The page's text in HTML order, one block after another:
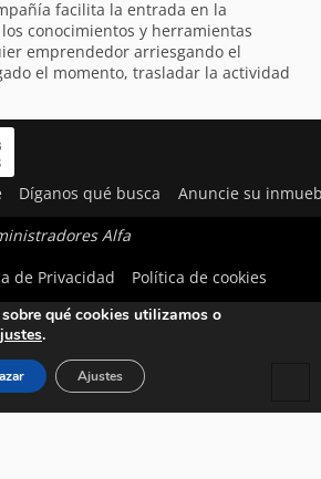
facilita la entrada en la
conocimientos y herramientas
emprendedor arriesgando el
el momento, trasladar la actividad
Díganos qué busca Anuncie su
Alfa
de Privacidad Política de cookies
ofrecerte la mejor experiencia en
qué cookies utilizamos o
.
Ajustes